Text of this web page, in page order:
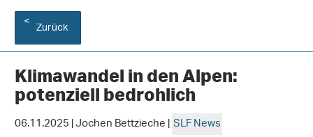
Zurück
Klimawandel in den Alpen:
potenziell bedrohlich
06.11.2025 | Jochen Bettzieche |SLF News